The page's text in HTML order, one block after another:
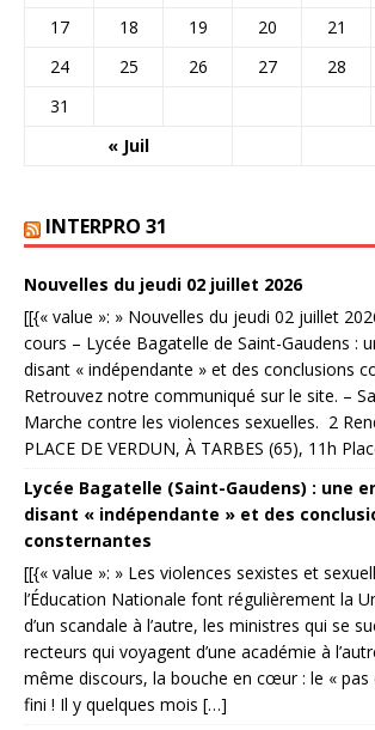
17
18 19 20 21
24
25 26 27 28
31
« Juil
INTERPRO 31
Nouvelles du jeudi 02 juillet 2026
[[{« value »: » Nouvelles du jeudi 02 juillet
cours – Lycée Bagatelle de Saint-Gaudens :
disant « indépendante » et des conclusions
Retrouvez notre communiqué sur le site. –
Marche contre les violences sexuelles. 2
PLACE DE VERDUN, À TARBES (65), 11h
Lycée Bagatelle (Saint-Gaudens) : une
disant « indépendante » et des
consternantes
[[{« value »: » Les violences sexistes et
l’Éducation Nationale font régulièrement la
d’un scandale à l’autre, les ministres qui se
recteurs qui voyagent d’une académie à
même discours, la bouche en cœur : le « pas
fini ! Il y quelques mois […]